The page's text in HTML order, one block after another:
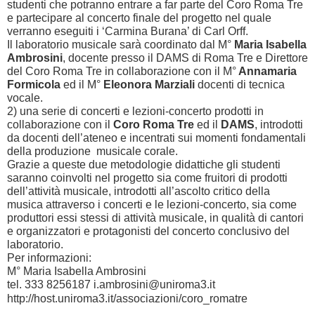
studenti che potranno entrare a far parte del Coro Roma Tre
e partecipare al concerto finale del progetto nel quale
verranno eseguiti i ‘Carmina Burana’ di Carl Orff.
Il laboratorio musicale sarà coordinato dal M° Maria Isabella
Ambrosini, docente presso il DAMS di Roma Tre e Direttore
del Coro Roma Tre in collaborazione con il M° Annamaria
Formicola ed il M° Eleonora Marziali docenti di tecnica
vocale.
2) una serie di concerti e lezioni-concerto prodotti in
collaborazione con il Coro Roma Tre ed il DAMS, introdotti
da docenti dell’ateneo e incentrati sui momenti fondamentali
della produzione musicale corale.
Grazie a queste due metodologie didattiche gli studenti
saranno coinvolti nel progetto sia come fruitori di prodotti
dell’attività musicale, introdotti all’ascolto critico della
musica attraverso i concerti e le lezioni-concerto, sia come
produttori essi stessi di attività musicale, in qualità di cantori
e organizzatori e protagonisti del concerto conclusivo del
laboratorio.
Per informazioni:
M° Maria Isabella Ambrosini
tel. 333 8256187 i.ambrosini@uniroma3.it
http://host.uniroma3.it/associazioni/coro_romatre